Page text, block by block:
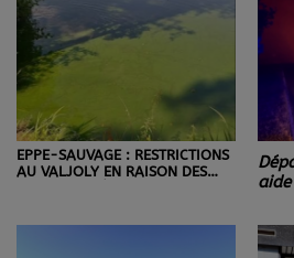
EPPE-SAUVAGE : RESTRICTIONS
AU VALJOLY EN RAISON DES